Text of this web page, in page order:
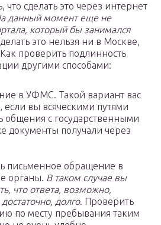
что сделать это через интернет
данный момент еще не
который бы занимался
это нельзя ни в Москве,
проверить подлинность
другими способами:
в УФМС. Такой вариант вас
если вы всяческими путями
общения с государственными
документы получали через
письменное обращение в
органы. В таком случае вы
что ответа, возможно,
долго. Проверить
по месту пребывания таким